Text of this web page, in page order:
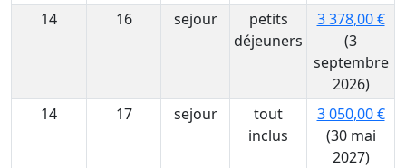
14
16 sejour
petits
déjeuners
3 378,00 €
(3
septembre
2026)
14
17 sejour
tout
inclus
3 050,00 €
(30 mai
2027)